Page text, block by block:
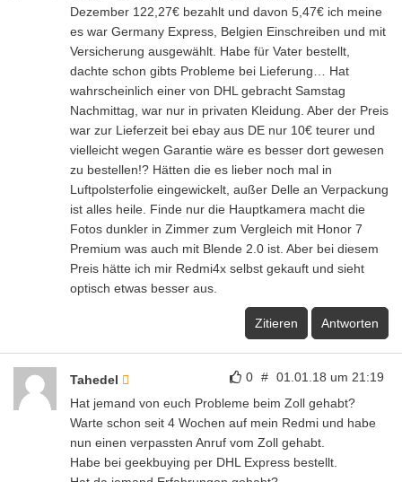
Dezember 122,27€ bezahlt und davon 5,47€ ich meine
es war Germany Express, Belgien Einschreiben und mit
Versicherung ausgewählt. Habe für Vater bestellt,
dachte schon gibts Probleme bei Lieferung… Hat
wahrscheinlich einer von DHL gebracht Samstag
Nachmittag, war nur in privaten Kleidung. Aber der Preis
war zur Lieferzeit bei ebay aus DE nur 10€ teurer und
vielleicht wegen Garantie wäre es besser dort gewesen
zu bestellen!? Hätten die es lieber noch mal in
Luftpolsterfolie eingewickelt, außer Delle an Verpackung
ist alles heile. Finde nur die Hauptkamera macht die
Fotos dunkler in Zimmer zum Vergleich mit Honor 7
Premium was auch mit Blende 2.0 ist. Aber bei diesem
Preis hätte ich mir Redmi4x selbst gekauft und sieht
optisch etwas besser aus.
Zitieren Antworten
0 # 01.01.18 um 21:19
Tahedel
Hat jemand von euch Probleme beim Zoll gehabt?
Warte schon seit 4 Wochen auf mein Redmi und habe
nun einen verpassten Anruf vom Zoll gehabt.
Habe bei geekbuying per DHL Express bestellt.